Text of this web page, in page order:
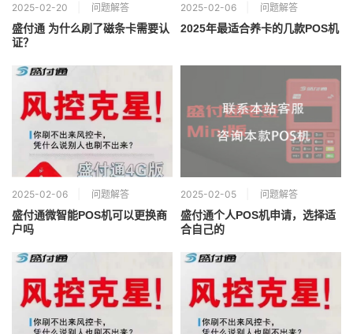
2025-02-20 问题解答
盛付通 为什么刷了磁条卡需要认
证？
2025-02-06 问题解答
2025年最适合养卡的几款POS机
2025-02-06 问题解答
盛付通微智能POS机可以更换商
户吗
2025-02-05 问题解答
盛付通个人POS机申请，选择适
合自己的